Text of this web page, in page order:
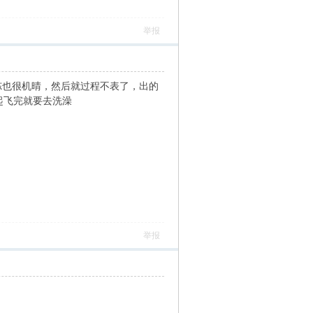
举报
很机晴，然后就过程不表了，出的
飞完就要去洗澡
举报